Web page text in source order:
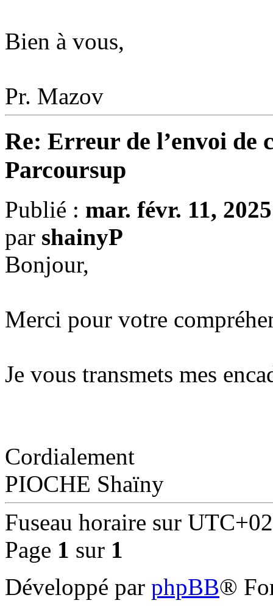
Bien à vous,
Pr. Mazov
Re: Erreur de l’envoi de
Parcoursup
Publié : mar. févr. 11,
par shainyP
Bonjour,
Merci pour votre
Je vous transmets mes
Cordialement
PIOCHE Shaïny
Fuseau horaire sur
Page 1 sur 1
Développé par phpBB®